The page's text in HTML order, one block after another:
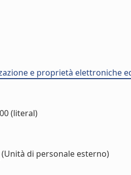
e proprietà elettroniche
(literal)
(Unità di personale esterno)